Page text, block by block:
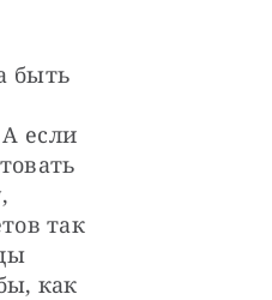
быть
если
так
как